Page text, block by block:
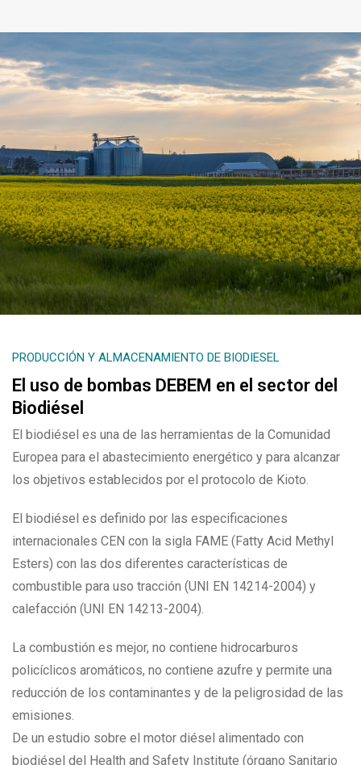
PRODUCCIÓN Y ALMACENAMIENTO DE BIODIESEL
El uso de bombas DEBEM en el sector del
Biodiésel
El biodiésel es una de las herramientas de la Comunidad
Europea para el abastecimiento energético y para alcanzar
los objetivos establecidos por el protocolo de Kioto.
El biodiésel es definido por las especificaciones
internacionales CEN con la sigla FAME (Fatty Acid Methyl
Esters) con las dos diferentes características de
combustible para uso tracción (UNI EN 14214-2004) y
calefacción (UNI EN 14213-2004).
La combustión es mejor, no contiene hidrocarburos
policíclicos aromáticos, no contiene azufre y permite una
reducción de los contaminantes y de la peligrosidad de las
emisiones.
De un estudio sobre el motor diésel alimentado con
biodiésel del Health and Safety Institute (órgano Sanitario